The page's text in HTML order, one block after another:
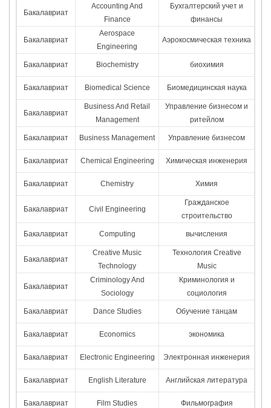
Бакалавриат
Accounting And
Finance
Бухгалтерский учет и
финансы
Бакалавриат
Aerospace
Engineering
Аэрокосмическая техника
Бакалавриат Biochemistry биохимия
Бакалавриат Biomedical Science Биомедицинская наука
Бакалавриат
Business And Retail
Management
Управление бизнесом и
ритейлом
Бакалавриат Business Management Управление бизнесом
Бакалавриат Chemical Engineering Химическая инженерия
Бакалавриат Chemistry Химия
Бакалавриат Civil Engineering
Гражданское
строительство
Бакалавриат Computing вычисления
Бакалавриат
Creative Music
Technology
Технология Creative
Music
Бакалавриат
Criminology And
Sociology
Криминология и
социология
Бакалавриат Dance Studies Обучение танцам
Бакалавриат Economics экономика
Бакалавриат Electronic Engineering Электронная инженерия
Бакалавриат English Literature Английская литература
Бакалавриат Film Studies Фильмография